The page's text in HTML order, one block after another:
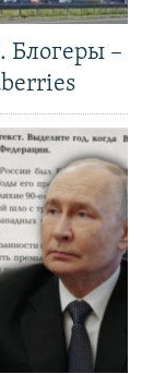
Блогеры –